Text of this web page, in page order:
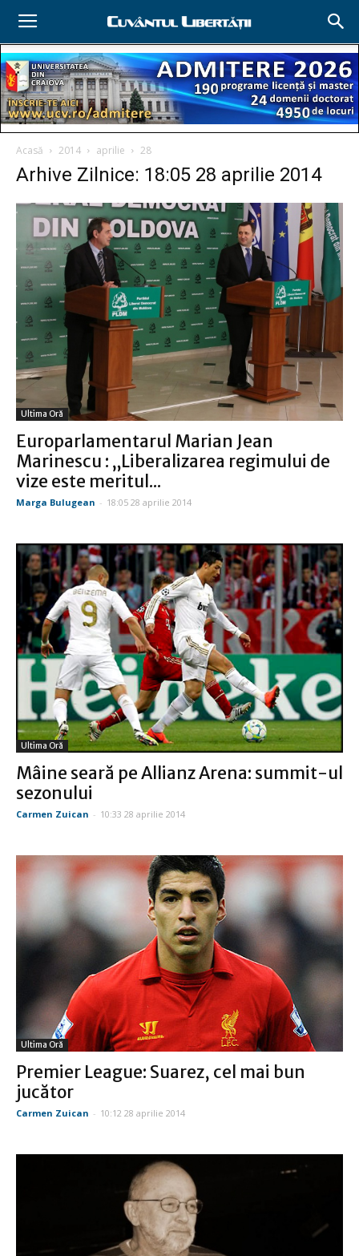
Acasă 2014 aprilie 28
Arhive Zilnice: 18:05 28 aprilie 2014
Ultima Oră
Europarlamentarul Marian Jean
Marinescu : „Liberalizarea regimului de
vize este meritul...
Marga Bulugean - 18:05 28 aprilie 2014
Ultima Oră
Mâine seară pe Allianz Arena: summit-ul
sezonului
Carmen Zuican - 10:33 28 aprilie 2014
Ultima Oră
Premier League: Suarez, cel mai bun
jucător
Carmen Zuican - 10:12 28 aprilie 2014